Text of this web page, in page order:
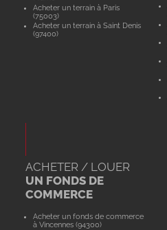
Acheter un terrain à Paris
(75003)
Acheter un terrain à Saint Denis
(97400)
ACHETER / LOUER
UN FONDS DE
COMMERCE
Acheter un fonds de commerce
à Vincennes (94300)